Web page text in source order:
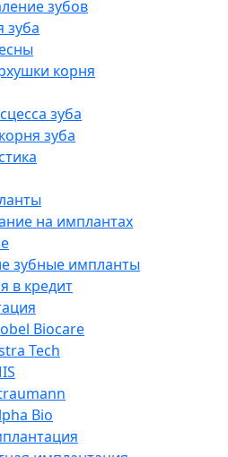
зубов
зуба
корня
зуба
зуба
на имплантах
зубные импланты
в кредит
Biocare
Tech
Bio